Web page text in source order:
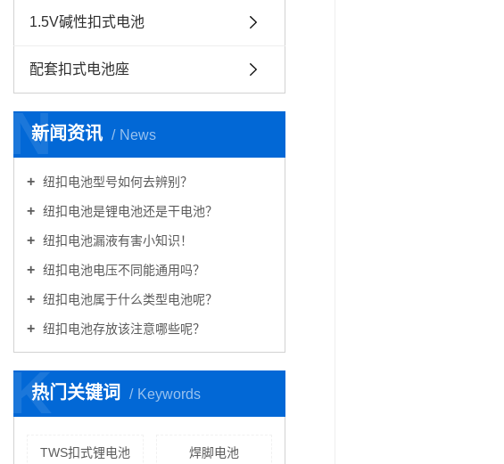
1.5V碱性扣式电池
配套扣式电池座
新闻资讯 News
N
纽扣电池型号如何去辨别？
纽扣电池是锂电池还是干电池？
纽扣电池漏液有害小知识！
纽扣电池电压不同能通用吗？
纽扣电池属于什么类型电池呢？
纽扣电池存放该注意哪些呢？
热门关键词 Keywords
K
TWS扣式锂电池 焊脚电池